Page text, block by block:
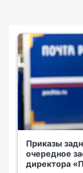
Приказы
очередное
директора